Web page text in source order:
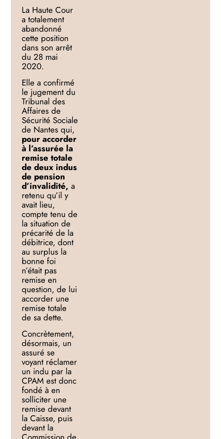
La Haute Cour
a totalement
abandonné
cette position
dans son arrêt
du 28 mai
2020.
Elle a confirmé
le jugement du
Tribunal des
Affaires de
Sécurité Sociale
de Nantes qui,
pour accorder
à l’assurée la
remise totale
de deux indus
de pension
d’invalidité,a
retenu qu’il y
avait lieu,
compte tenu de
la situation de
précarité de la
débitrice, dont
au surplus la
bonne foi
n’était pas
remise en
question, de lui
accorder une
remise totale
de sa dette.
Concrètement,
désormais, un
assuré se
voyant réclamer
un indu par la
CPAM est donc
fondé à en
solliciter une
remise devant
la Caisse, puis
devant la